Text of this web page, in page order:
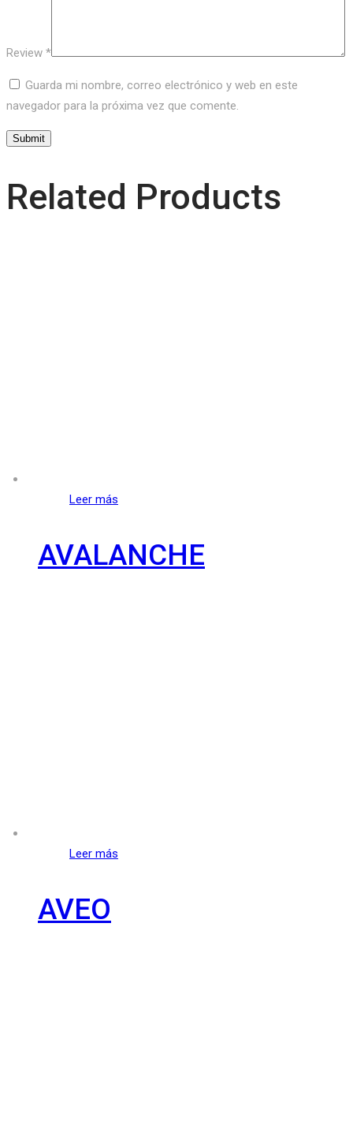
Review *
Guarda mi nombre, correo electrónico y web en este
navegador para la próxima vez que comente.
Related Products
Leer más
AVALANCHE
Leer más
AVEO